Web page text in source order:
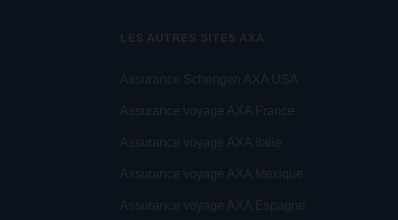
LES AUTRES SITES AXA
Assurance Schengen AXA USA
Assurance voyage AXA France
Assurance voyage AXA Italie
Assurance voyage AXA Mexique
Assurance voyage AXA Espagne